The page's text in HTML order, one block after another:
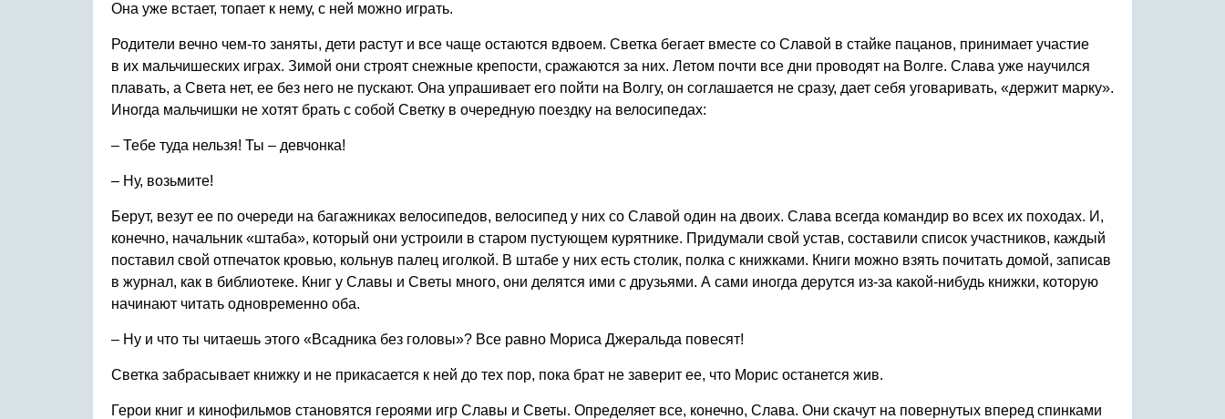
Она уже встает, топает к нему, с ней можно играть.
Родители вечно чем-то заняты, дети растут и все чаще остаются вдвоем. Светка бегает вместе со Славой в стайке пацанов, принимает участие
в их мальчишеских играх. Зимой они строят снежные крепости, сражаются за них. Летом почти все дни проводят на Волге. Слава уже научился
плавать, а Света нет, ее без него не пускают. Она упрашивает его пойти на Волгу, он соглашается не сразу, дает себя уговаривать, «держит марку».
Иногда мальчишки не хотят брать с собой Светку в очередную поездку на велосипедах:
– Тебе туда нельзя! Ты – девчонка!
– Ну, возьмите!
Берут, везут ее по очереди на багажниках велосипедов, велосипед у них со Славой один на двоих. Слава всегда командир во всех их походах. И,
конечно, начальник «штаба», который они устроили в старом пустующем курятнике. Придумали свой устав, составили список участников, каждый
поставил свой отпечаток кровью, кольнув палец иголкой. В штабе у них есть столик, полка с книжками. Книги можно взять почитать домой, записав
в журнал, как в библиотеке. Книг у Славы и Светы много, они делятся ими с друзьями. А сами иногда дерутся из-за какой-нибудь книжки, которую
начинают читать одновременно оба.
– Ну и что ты читаешь этого «Всадника без головы»? Все равно Мориса Джеральда повесят!
Светка забрасывает книжку и не прикасается к ней до тех пор, пока брат не заверит ее, что Морис останется жив.
Герои книг и кинофильмов становятся героями игр Славы и Светы. Определяет все, конечно, Слава. Они скачут на повернутых вперед спинками